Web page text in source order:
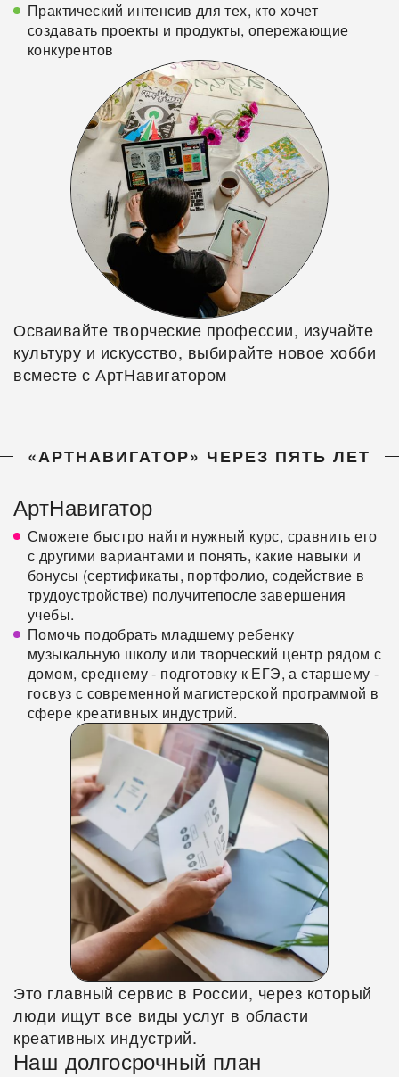
Практический интенсив для тех, кто хочет
создавать проекты и продукты, опережающие
конкурентов
Осваивайте творческие профессии, изучайте
культуру и искусство, выбирайте новое хобби
всместе с АртНавигатором
«АРТНАВИГАТОР» ЧЕРЕЗ ПЯТЬ ЛЕТ
АртНавигатор
Сможете быстро найти нужный курс, сравнить его
с другими вариантами и понять, какие навыки и
бонусы (сертификаты, портфолио, содействие в
трудоустройстве) получитепосле завершения
учебы.
Помочь подобрать младшему ребенку
музыкальную школу или творческий центр рядом с
домом, среднему - подготовку к ЕГЭ, а старшему -
госвуз с современной магистерской программой в
сфере креативных индустрий.
Это главный сервис в России, через который
люди ищут все виды услуг в области
креативных индустрий.
Наш долгосрочный план